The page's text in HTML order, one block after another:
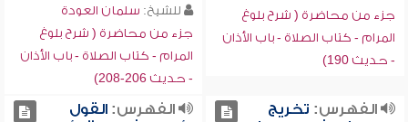
جزء من محاضرة ( شرح بلوغ
المرام - كتاب الصلاة - باب الأذان
- حديث 190)
للشيخ: سلمان العودة
جزء من محاضرة ( شرح بلوغ
المرام - كتاب الصلاة - باب الأذان
- حديث 206-208)
الفهرس: تخريج
الفهرس:القول